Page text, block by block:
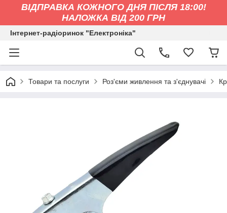
ВІДПРАВКА КОЖНОГО ДНЯ ПІСЛЯ 18:00!
НАЛОЖКА ВІД 200 ГРН
Інтернет-радіоринок "Електроніка"
Товари та послуги Роз'єми живлення та з'єднувачі